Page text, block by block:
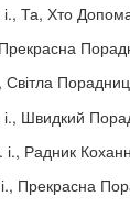
Та, Хто
Швидкий
Радник
Прекрасна